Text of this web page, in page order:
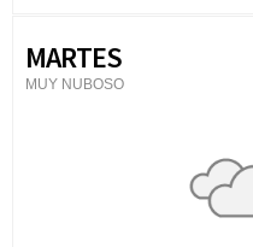
MARTES
MUY NUBOSO